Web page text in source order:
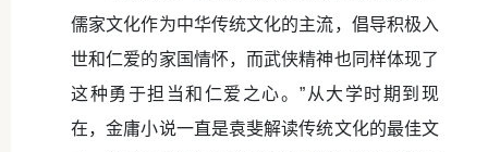
儒家文化作为中华传统文化的主流，倡导积极入
世和仁爱的家国情怀，而武侠精神也同样体现了
这种勇于担当和仁爱之心。”从大学时期到现
在，金庸小说一直是袁斐解读传统文化的最佳文